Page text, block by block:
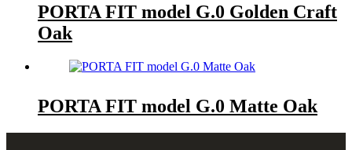
PORTA FIT model G.0 Golden Craft
Oak
PORTA FIT model G.0 Matte Oak